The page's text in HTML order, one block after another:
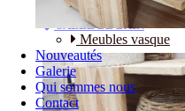
Meubles vasque
Nouveautés
Galerie
Qui sommes nous
Contact
SALLE DE BAIN